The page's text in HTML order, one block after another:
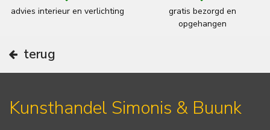
advies interieur en verlichting
gratis bezorgd en
opgehangen
terug
Kunsthandel Simonis & Buunk